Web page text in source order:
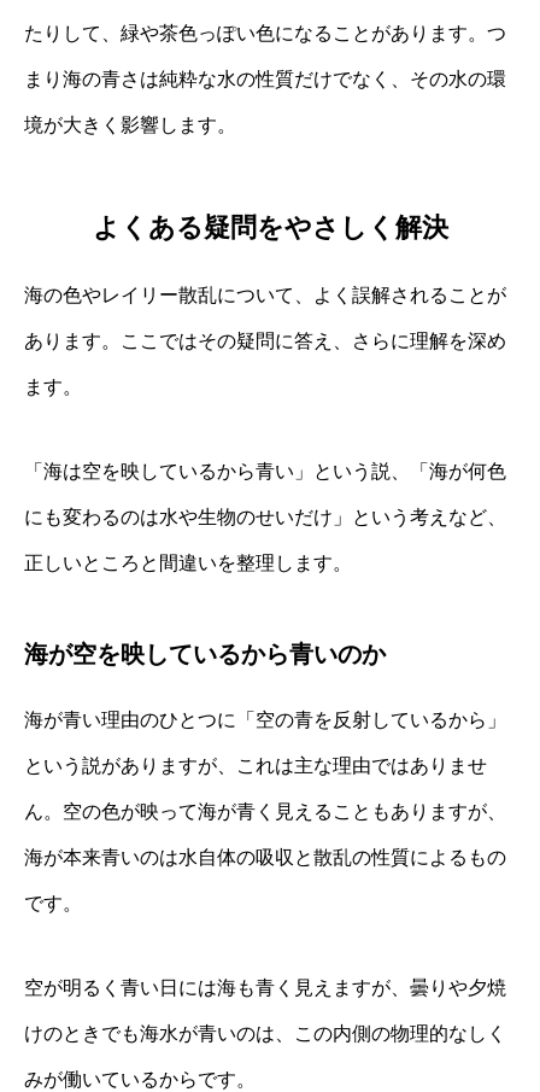
たりして、緑や茶色っぽい色になることがあります。つ
まり海の青さは純粋な水の性質だけでなく、その水の環
境が大きく影響します。
よくある疑問をやさしく解決
海の色やレイリー散乱について、よく誤解されることが
あります。ここではその疑問に答え、さらに理解を深め
ます。
「海は空を映しているから青い」という説、「海が何色
にも変わるのは水や生物のせいだけ」という考えなど、
正しいところと間違いを整理します。
海が空を映しているから青いのか
海が青い理由のひとつに「空の青を反射しているから」
という説がありますが、これは主な理由ではありませ
ん。空の色が映って海が青く見えることもありますが、
海が本来青いのは水自体の吸収と散乱の性質によるもの
です。
空が明るく青い日には海も青く見えますが、曇りや夕焼
けのときでも海水が青いのは、この内側の物理的なしく
みが働いているからです。